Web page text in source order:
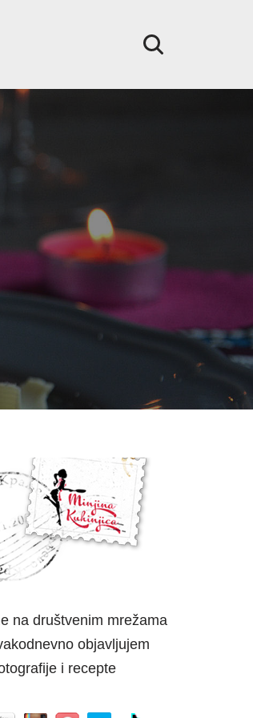
na društvenim mrežama
objavljujem
i recepte